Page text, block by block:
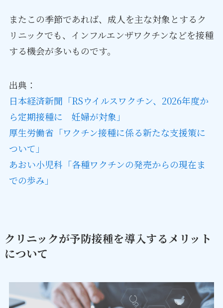
またこの季節であれば、成人を主な対象とするク
リニックでも、インフルエンザワクチンなどを接種
する機会が多いものです。
出典：
日本経済新聞「RSウイルスワクチン、2026年度か
ら定期接種に 妊婦が対象」
厚生労働省「ワクチン接種に係る新たな支援策に
ついて」
あおい小児科「各種ワクチンの発売からの現在ま
での歩み」
クリニックが予防接種を導入するメリット
について